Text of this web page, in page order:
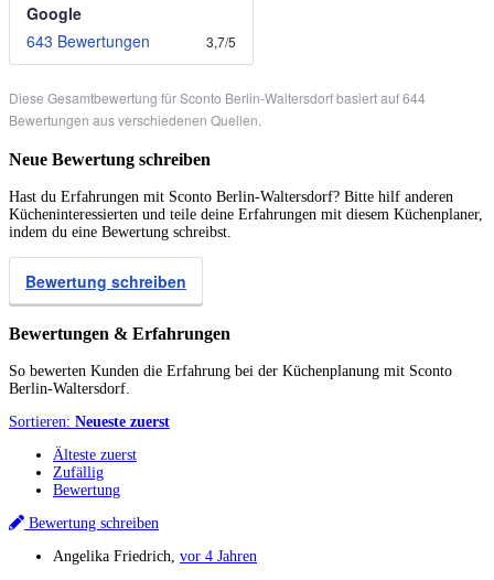
Google
643 Bewertungen
3,7/5
Diese Gesamtbewertung für Sconto Berlin-Waltersdorf basiert auf 644
Bewertungen aus verschiedenen Quellen.
Neue Bewertung schreiben
Hast du Erfahrungen mit Sconto Berlin-Waltersdorf? Bitte hilf anderen
Kücheninteressierten und teile deine Erfahrungen mit diesem Küchenplaner,
indem du eine Bewertung schreibst.
Bewertung schreiben
Bewertungen & Erfahrungen
So bewerten Kunden die Erfahrung bei der Küchenplanung mit Sconto
Berlin-Waltersdorf.
Sortieren: Neueste zuerst
Älteste zuerst
Zufällig
Bewertung
Bewertung schreiben
Angelika Friedrich, vor 4 Jahren